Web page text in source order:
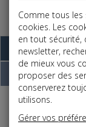
Base documentaire
Dépêches
Liste des
Comme tous les
cookies. Les
en tout sécurité,
newsletter,
de mieux vous
proposer des
conserverez
utilisons.
Gérer vos